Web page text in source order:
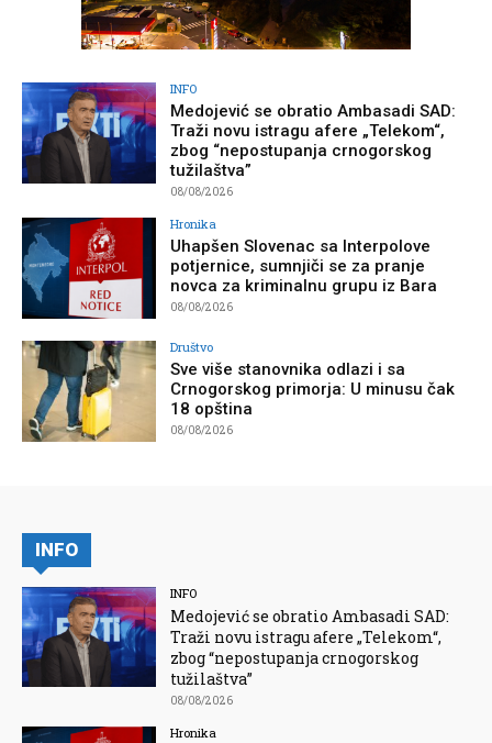
INFO
Medojević se obratio Ambasadi SAD:
Traži novu istragu afere „Telekom“,
zbog “nepostupanja crnogorskog
tužilaštva”
08/08/2026
Hronika
Uhapšen Slovenac sa Interpolove
potjernice, sumnjiči se za pranje
novca za kriminalnu grupu iz Bara
08/08/2026
Društvo
Sve više stanovnika odlazi i sa
Crnogorskog primorja: U minusu čak
18 opština
08/08/2026
INFO
INFO
Medojević se obratio Ambasadi SAD:
Traži novu istragu afere „Telekom“,
zbog “nepostupanja crnogorskog
tužilaštva”
08/08/2026
Hronika